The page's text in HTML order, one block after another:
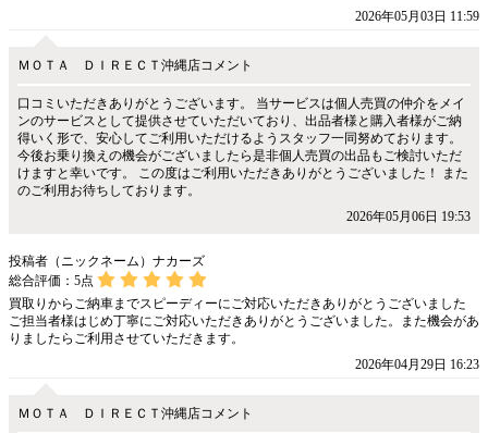
2026年05月03日 11:59
ＭＯＴＡ ＤＩＲＥＣＴ沖縄店コメント
口コミいただきありがとうございます。 当サービスは個人売買の仲介をメイ
ンのサービスとして提供させていただいており、出品者様と購入者様がご納
得いく形で、安心してご利用いただけるようスタッフ一同努めております。
今後お乗り換えの機会がございましたら是非個人売買の出品もご検討いただ
けますと幸いです。 この度はご利用いただきありがとうございました！ また
のご利用お待ちしております。
2026年05月06日 19:53
投稿者（ニックネーム）ナカーズ
総合評価： 5点
買取りからご納車までスピーディーにご対応いただきありがとうございました
ご担当者様はじめ丁寧にご対応いただきありがとうございました。また機会があ
りましたらご利用させていただきます。
2026年04月29日 16:23
ＭＯＴＡ ＤＩＲＥＣＴ沖縄店コメント